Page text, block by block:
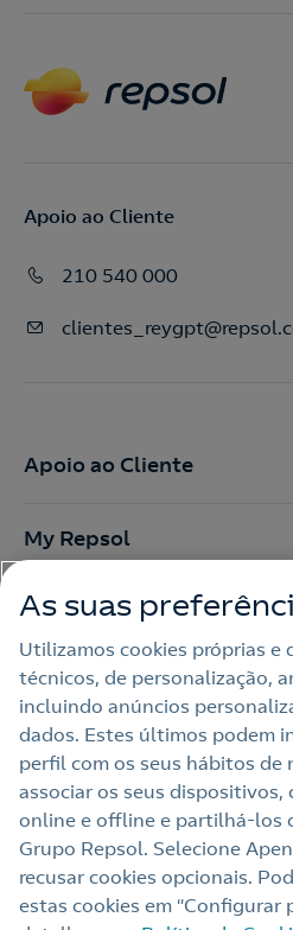
Apoio ao Cliente
210 540 000
Apoio ao Cliente
My Repsol
Outras Energias
Links Úteis
Nota legal
Política de privacidade
Política de cookies
Termos e Condições My Repsol
As suas
Utilizamos cookies próprias e
técnicos, de personalização,
incluindo anúncios
dados. Estes últimos podem
perfil com os seus hábitos de
associar os seus dispositivos,
online e offline e partilhá‑los
Grupo Repsol. Selecione
recusar cookies opcionais.
estas cookies em “Configurar